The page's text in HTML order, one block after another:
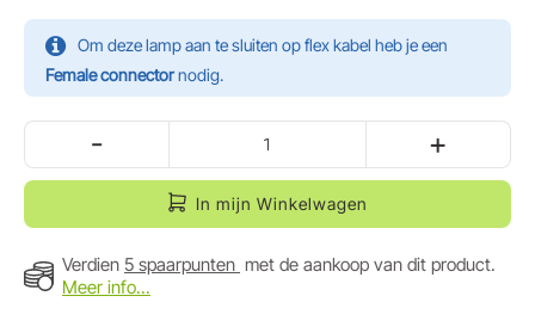
Om deze lamp aan te sluiten op flex kabel heb je een
Female connectornodig.
- +
In mijn Winkelwagen
Verdien 5 spaarpunten met de aankoop van dit product.
Meer info...